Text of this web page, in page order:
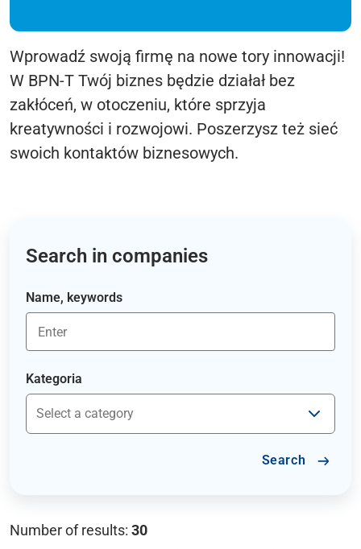
Wprowadź swoją firmę na nowe tory innowacji!
W BPN-T Twój biznes będzie działał bez
zakłóceń, w otoczeniu, które sprzyja
kreatywności i rozwojowi. Poszerzysz też sieć
swoich kontaktów biznesowych.
Search in companies
Name, keywords
Kategoria
Search
Number of results: 30